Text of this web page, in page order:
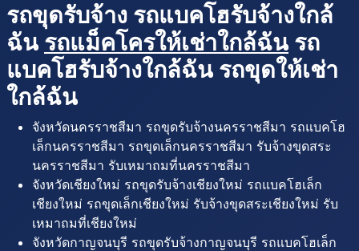
รถขุดรับจ้าง รถแบคโฮรับจ้างใกล้
ฉัน รถแม็คโครให้เช่าใกล้ฉัน รถ
แบคโฮรับจ้างใกล้ฉัน รถขุดให้เช่า
ใกล้ฉัน
จังหวัดนครราชสีมา รถขุดรับจ้างนครราชสีมา รถแบคโฮ
เล็กนครราชสีมา รถขุดเล็กนครราชสีมา รับจ้างขุดสระ
นครราชสีมา รับเหมาถมที่นครราชสีมา
จังหวัดเชียงใหม่ รถขุดรับจ้างเชียงใหม่ รถแบคโฮเล็ก
เชียงใหม่ รถขุดเล็กเชียงใหม่ รับจ้างขุดสระเชียงใหม่ รับ
เหมาถมที่เชียงใหม่
จังหวัดกาญจนบุรี รถขุดรับจ้างกาญจนบุรี รถแบคโฮเล็ก